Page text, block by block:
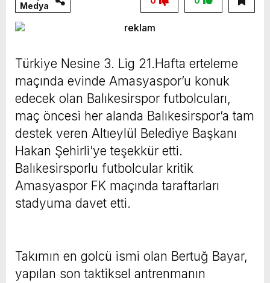
Medya
Türkiye Nesine 3. Lig 21.Hafta erteleme
maçında evinde Amasyaspor’u konuk
edecek olan Balıkesirspor futbolcuları,
maç öncesi her alanda Balıkesirspor’a tam
destek veren Altıeylül Belediye Başkanı
Hakan Şehirli’ye teşekkür etti.
Balıkesirsporlu futbolcular kritik
Amasyaspor FK maçında taraftarları
stadyuma davet etti.
Takımın en golcü ismi olan Bertuğ Bayar,
yapılan son taktiksel antrenmanın